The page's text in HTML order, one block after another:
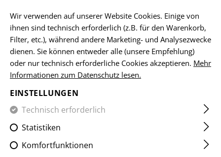
HOME SCHUSSWAFFENZUBEHÖR ERSATZTEILE
CG15 UPPER PARTS KIT
Wir verwenden auf unserer Website Cookies. Einige von
ihnen sind technisch erforderlich (z.B. für den Warenkorb,
Filter, etc.), während andere Marketing- und Analysezwecke
dienen. Sie können entweder alle (unsere Empfehlung)
oder nur technisch erforderliche Cookies akzeptieren. Mehr
Informationen zum Datenschutz lesen.
EINSTELLUNGEN
Technisch erforderlich
Statistiken
Komfortfunktionen